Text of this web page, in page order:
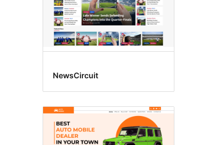
NewsCircuit